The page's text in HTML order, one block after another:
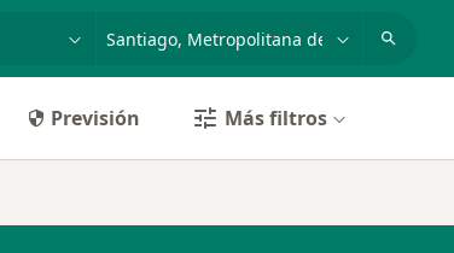
Previsión Más filtros